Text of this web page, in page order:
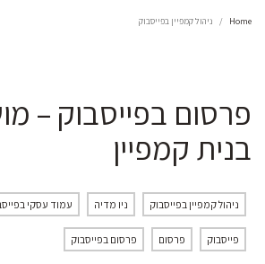
Home ניהול קמפיין בפייסבוק
פרסום בפייסבוק –
בנית קמפיין
ניהול קמפיין בפייסבוק ניו מדיה עמוד עסקי
פייסבוק פרסום פרסום בפייסבוק